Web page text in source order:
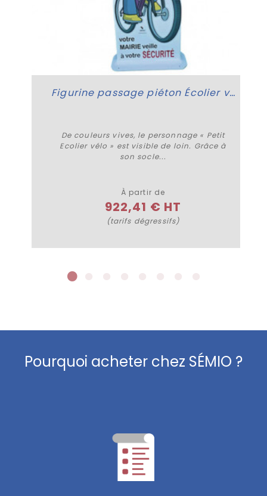
Figurine passage piéton Écolier vélo
De couleurs vives, le personnage « Petit
Ecolier vélo » est visible de loin. Grâce à
son socle...
À partir de
922,41 € HT
(tarifs dégressifs)
Pourquoi acheter chez SÉMIO ?